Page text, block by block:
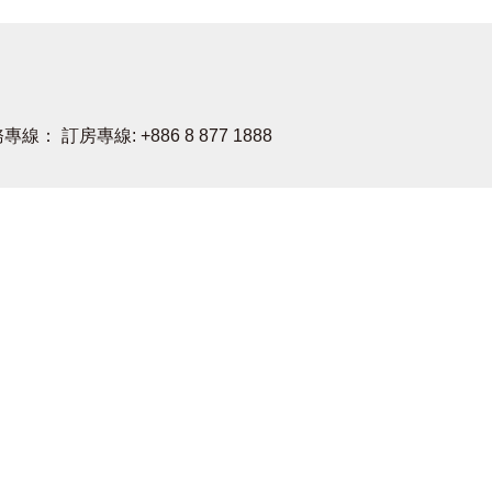
專線： 訂房專線: +886 8 877 1888